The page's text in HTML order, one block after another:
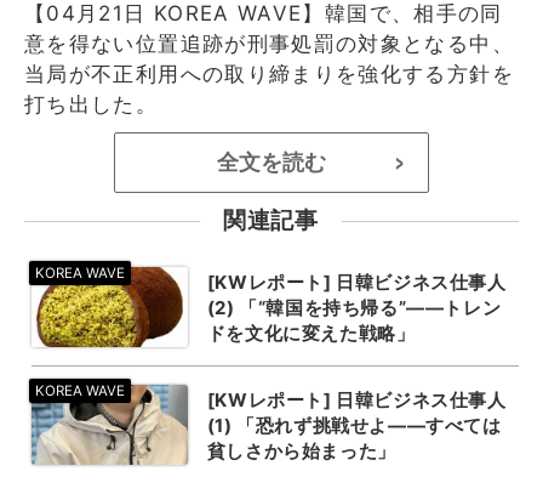
【04月21日 KOREA WAVE】韓国で、相手の同
意を得ない位置追跡が刑事処罰の対象となる中、
当局が不正利用への取り締まりを強化する方針を
打ち出した。
全文を読む >
関連記事
[KWレポート] 日韓ビジネス仕事人
(2) 「“韓国を持ち帰る”——トレン
ドを文化に変えた戦略」
[KWレポート] 日韓ビジネス仕事人
(1) 「恐れず挑戦せよ——すべては
貧しさから始まった」